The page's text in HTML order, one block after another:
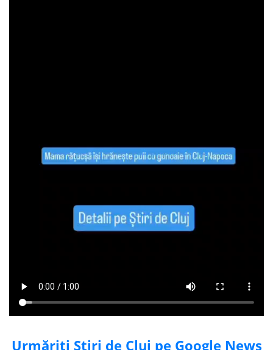
Urmăriți Știri de Cluj pe Google News